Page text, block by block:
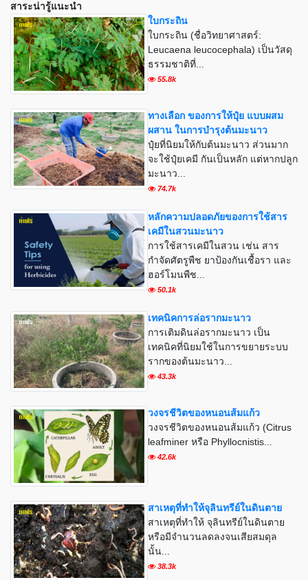
สาระน่ารู้แนะนำ
ใบกระถิน
ใบกระถิน (ชื่อวิทยาศาสตร์:
Leucaena leucocephala) เป็นวัสดุ
ธรรมชาติที่...
55.8k
ทางเลือก ของการให้ปุ๋ย แบบผสม
ผสาน ในการบำรุงต้นมะนาว
ปุ๋ยที่นิยมให้กับต้นมะนาว ส่วนมาก
จะใช้ปุ๋ยเคมี กันเป็นหลัก แต่หากปลูก
มะนาว...
74.7k
หลักความปลอดภัยของการใช้สาร
เคมีในสวนมะนาว
การใช้สารเคมีในสวน เช่น สาร
กำจัดศัตรูพืช ยาป้องกันเชื้อรา และ
ฮอร์โมนพืช...
50.1k
เทคนิคการล่อรากมะนาว
การเติมดินล่อรากมะนาว เป็น
เทคนิคที่นิยมใช้ในการขยายระบบ
รากของต้นมะนาว...
43.3k
วงจรชีวิตของหนอนส้มแก้ว
วงจรชีวิตของหนอนส้มแก้ว (Citrus
leafminer หรือ Phyllocnistis...
42.6k
สาเหตุที่ทำให้จุลินทรีย์ในดินตาย
สาเหตุที่ทำให้ จุลินทรีย์ในดินตาย
หรือมีจำนวนลดลงจนเสียสมดุล
นั้น...
38.3k